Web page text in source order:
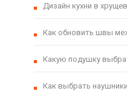
Дизайн кухни в
Как обновить швы
Какую подушку
Как выбрать